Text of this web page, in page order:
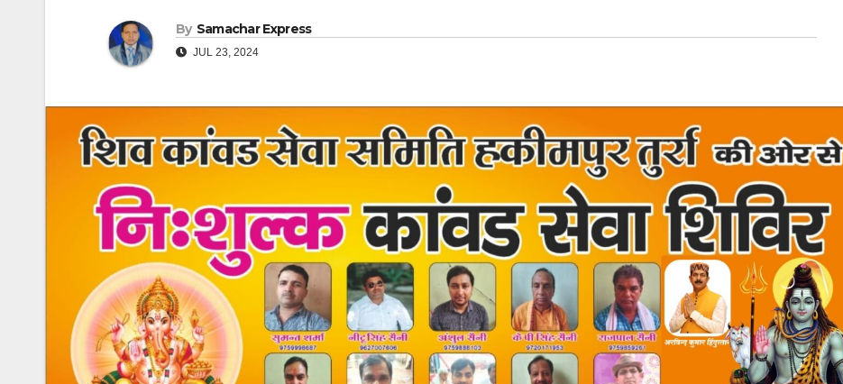
By Samachar Express
JUL 23, 2024